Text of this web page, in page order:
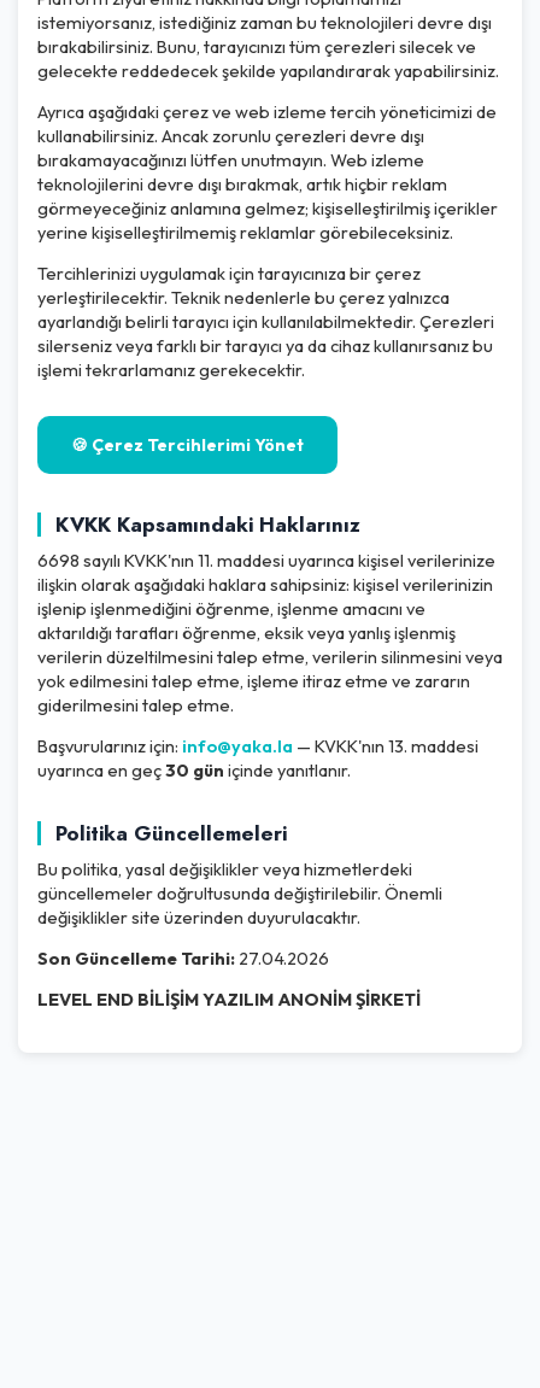
istemiyorsanız, istediğiniz zaman bu teknolojileri devre dışı
bırakabilirsiniz. Bunu, tarayıcınızı tüm çerezleri silecek ve
gelecekte reddedecek şekilde yapılandırarak yapabilirsiniz.
Ayrıca aşağıdaki çerez ve web izleme tercih yöneticimizi de
kullanabilirsiniz. Ancak zorunlu çerezleri devre dışı
bırakamayacağınızı lütfen unutmayın. Web izleme
teknolojilerini devre dışı bırakmak, artık hiçbir reklam
görmeyeceğiniz anlamına gelmez; kişiselleştirilmiş içerikler
yerine kişiselleştirilmemiş reklamlar görebileceksiniz.
Tercihlerinizi uygulamak için tarayıcınıza bir çerez
yerleştirilecektir. Teknik nedenlerle bu çerez yalnızca
ayarlandığı belirli tarayıcı için kullanılabilmektedir. Çerezleri
silerseniz veya farklı bir tarayıcı ya da cihaz kullanırsanız bu
işlemi tekrarlamanız gerekecektir.
🍪 Çerez Tercihlerimi Yönet
KVKK Kapsamındaki Haklarınız
6698 sayılı KVKK'nın 11. maddesi uyarınca kişisel verilerinize
ilişkin olarak aşağıdaki haklara sahipsiniz: kişisel verilerinizin
işlenip işlenmediğini öğrenme, işlenme amacını ve
aktarıldığı tarafları öğrenme, eksik veya yanlış işlenmiş
verilerin düzeltilmesini talep etme, verilerin silinmesini veya
yok edilmesini talep etme, işleme itiraz etme ve zararın
giderilmesini talep etme.
Başvurularınız için: info@yaka.la — KVKK'nın 13. maddesi
uyarınca en geç30 gün içinde yanıtlanır.
Politika Güncellemeleri
Bu politika, yasal değişiklikler veya hizmetlerdeki
güncellemeler doğrultusunda değiştirilebilir. Önemli
değişiklikler site üzerinden duyurulacaktır.
Son Güncelleme Tarihi: 27.04.2026
LEVEL END BİLİŞİM YAZILIM ANONİM ŞİRKETİ